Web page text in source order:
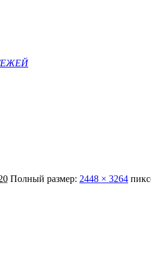
Полный размер: 2448 × 3264